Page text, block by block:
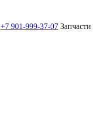
+7 901-999-37-07 Запчасти